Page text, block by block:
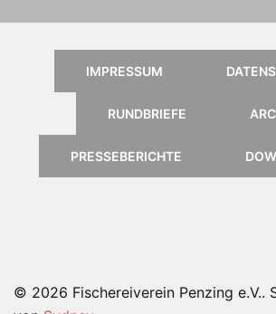
IMPRESSUM
RUNDBRIEFE
PRESSEBERICHTE
© 2026 Fischereiverein Penzing e.V..